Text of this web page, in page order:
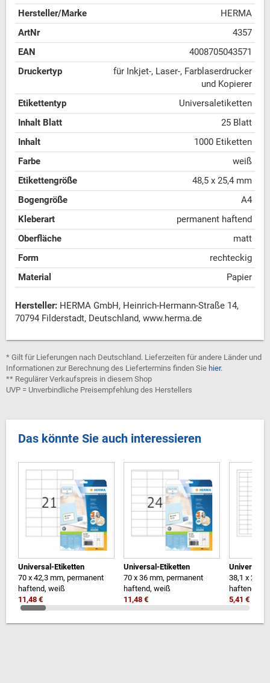
Hersteller/Marke
HERMA
ArtNr
4357
EAN
4008705043571
Druckertyp
für Inkjet-, Laser-, Farblaserdrucker
und Kopierer
Etikettentyp
Universaletiketten
Inhalt Blatt
25 Blatt
Inhalt
1000 Etiketten
Farbe
weiß
Etikettengröße
48,5 x 25,4 mm
Bogengröße
A4
Kleberart
permanent haftend
Oberfläche
matt
Form
rechteckig
Material
Papier
Hersteller: HERMA GmbH, Heinrich-Hermann-Straße 14,
70794 Filderstadt, Deutschland, www.herma.de
* Gilt für Lieferungen nach Deutschland. Lieferzeiten für andere Länder und
Informationen zur Berechnung des Liefertermins finden Sie hier.
** Regulärer Verkaufspreis in diesem Shop
UVP = Unverbindliche Preisempfehlung des Herstellers
Das könnte Sie auch interessieren
Universal-Etiketten
70 x 42,3 mm, permanent
haftend, weiß
11,48 €
Universal-Etiketten
70 x 36 mm, permanent
haftend, weiß
11,48 €
Universal-
38,1 x 21,2
haftend,
5,41 €